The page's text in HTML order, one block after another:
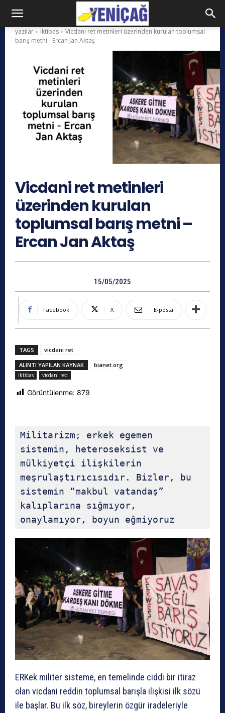
yazılar iktibas
Vicdani ret metinleri üzerinden kurulan toplumsal
barış metni - Ercan Jan Aktaş
Vicdani ret metinleri
üzerinden kurulan
toplumsal barış metni –
Ercan Jan Aktaş
15/05/2025
Facebook X E-posta
TAGS
vicdani ret
ALINTI YAPILAN KAYNAK
bianet.org
iktibas vicdani red
Görüntülenme: 879
Militarizm; erkek egemen
sistemin, heteroseksist ve
mülkiyetçi ilişkilerin
meşrulaştırıcısıdır. Bizler, bu
sistemin “makbul vatandaş”
kalıplarına sığmıyor,
onaylamıyor, boyun eğmiyoruz
ERKek militer sisteme, en temelinde ciddi bir itiraz
olan vicdani reddin toplumsal barışla ilişkisi ilk sözü
ile başlar. Bu ilk söz, bireylerin özgür iradeleriyle